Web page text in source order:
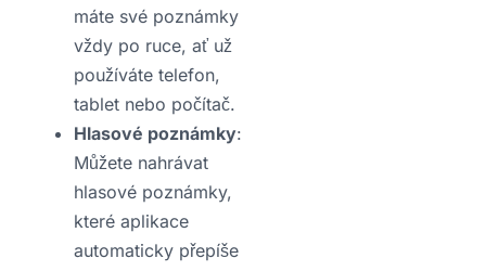
máte své poznámky
vždy po ruce, ať už
používáte telefon,
tablet nebo počítač.
Hlasové poznámky:
Můžete nahrávat
hlasové poznámky,
které aplikace
automaticky přepíše